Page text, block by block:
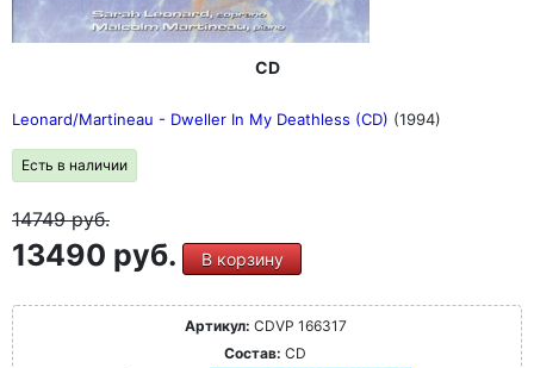
CD
Leonard/Martineau - Dweller In My Deathless (CD) (1994)
Есть в наличии
14749руб.
13490 руб. В корзину
Артикул: CDVP 166317
Состав: CD